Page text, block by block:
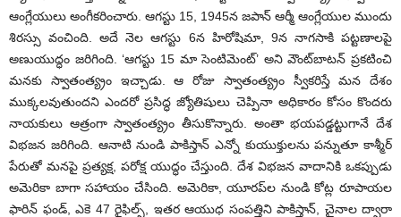
ఆంగ్లేయులు అంగీకరించారు. ఆగస్టు 15, 1945న జపాన్ ఆర్మీ ఆంగ్లేయుల ముందు
శిరస్సు వంచింది. అదే నెల ఆగస్టు 6న హిరోషిమా, 9న నాగసాకి పట్టణాలపై
అణుయుద్ధం జరిగింది. ‘ఆగస్టు 15 మా సెంటిమెంట్’ అని వౌంట్‌బాటన్ ప్రకటించి
మనకు స్వాతంత్య్రం ఇచ్చాడు. ఆ రోజు స్వాతంత్య్రం స్వీకరిస్తే మన దేశం
ముక్కలవుతుందని ఎందరో ప్రసిద్ధ జ్యోతిషులు చెప్పినా అధికారం కోసం కొందరు
నాయకులు ఆత్రంగా స్వాతంత్య్రం తీసుకొన్నారు. అంతా భయపడ్డట్టుగానే దేశ
విభజన జరిగింది. ఆనాటి నుండి పాకిస్తాన్ ఎన్నో కుయుక్తులను పన్నుతూ కాశ్మీర్
పేరుతో మనపై ప్రత్యక్ష, పరోక్ష యుద్ధం చేస్తుంది. దేశ విభజన వాదానికి ఒకప్పుడు
అమెరికా బాగా సహాయం చేసింది. అమెరికా, యూరప్‌ల నుండి కోట్ల రూపాయల
ఫారిన్ ఫండ్, ఎకె 47 రైఫిల్స్, ఇతర ఆయుధ సంపత్తిని పాకిస్తాన్, చైనాల ద్వారా